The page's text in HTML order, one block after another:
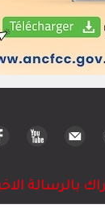
بالرسالة